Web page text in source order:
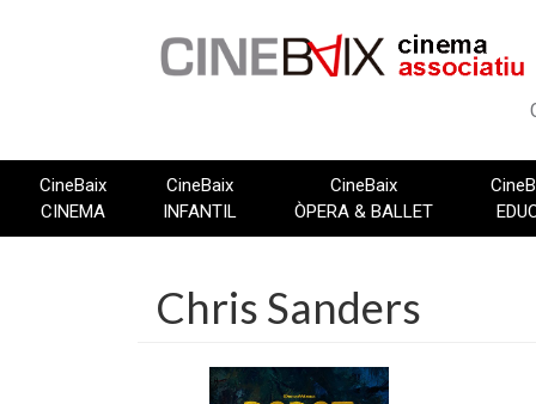
CineBaix
CINEMA
CineBaix
INFANTIL
CineBaix
ÒPERA & BALLET
Chris Sanders